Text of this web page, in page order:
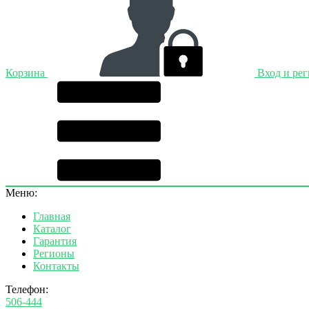
Корзина Вход и
Меню:
Главная
Каталог
Гарантия
Регионы
Контакты
Телефон:
506-444